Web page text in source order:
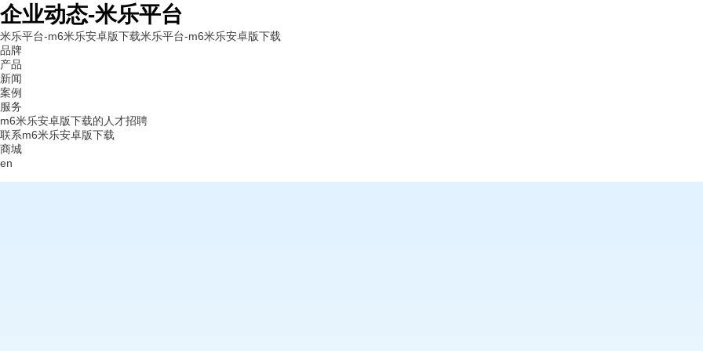
企业动态-米乐平台
米乐平台-m6米乐安卓版下载米乐平台-m6米乐安卓版下载
品牌
产品
新闻
案例
服务
m6米乐安卓版下载的人才招聘
联系m6米乐安卓版下载
商城
en